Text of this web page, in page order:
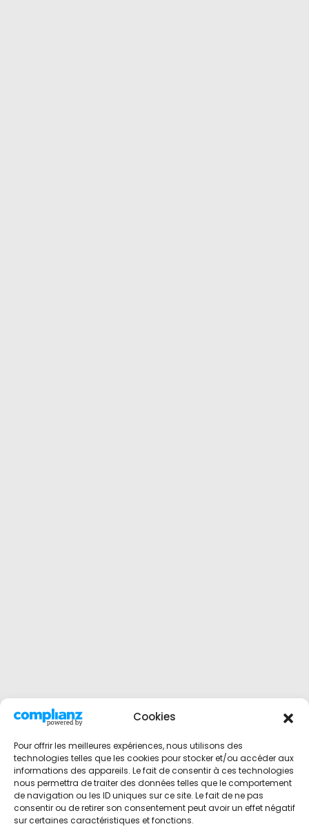
Cookies
Pour offrir les meilleures expériences, nous utilisons des
technologies telles que les cookies pour stocker et/ou accéder aux
informations des appareils. Le fait de consentir à ces technologies
nous permettra de traiter des données telles que le comportement
de navigation ou les ID uniques sur ce site. Le fait de ne pas
consentir ou de retirer son consentement peut avoir un effet négatif
sur certaines caractéristiques et fonctions.